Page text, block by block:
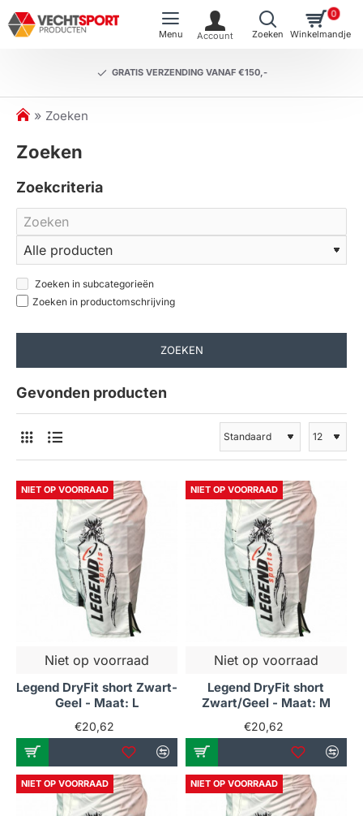
GRATIS VERZENDING VANAF €150,-
0
h
m
Zoeken
Zoeken
Zoekcriteria
Zoeken in subcategorieën
Zoeken in productomschrijving
ZOEKEN
Gevonden producten
NIET OP VOORRAAD
Niet op voorraad
Legend DryFit short Zwart-
Geel - Maat: L
€20,62
NIET OP VOORRAAD
Niet op voorraad
Legend DryFit short
Zwart/Geel - Maat: M
€20,62
NIET OP VOORRAAD NIET OP VOORRAAD